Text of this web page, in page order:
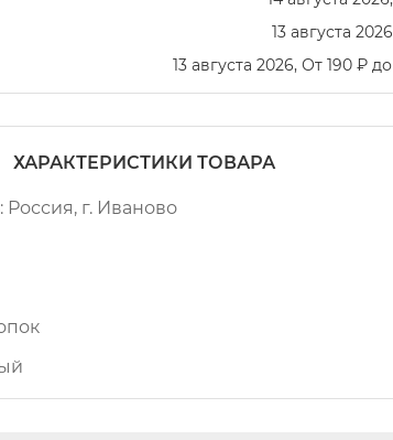
13 августа 2026
13 августа 2026 От 190 ₽ до
ХАРАКТЕРИСТИКИ ТОВАРА
: Россия, г. Иваново